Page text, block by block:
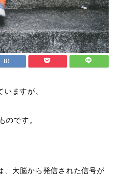
ますが、
のです。
、大脳から発信された信号が